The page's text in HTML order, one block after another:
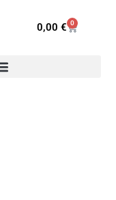
0,00 € 0